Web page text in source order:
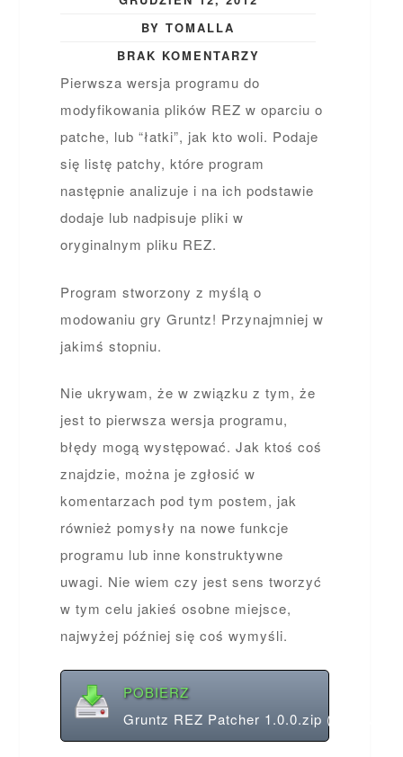
BY TOMALLA
BRAK KOMENTARZY
Pierwsza wersja programu do
modyfikowania plików REZ w oparciu o
patche, lub “łatki”, jak kto woli. Podaje
się listę patchy, które program
następnie analizuje i na ich podstawie
dodaje lub nadpisuje pliki w
oryginalnym pliku REZ.
Program stworzony z myślą o
modowaniu gry Gruntz! Przynajmniej w
jakimś stopniu.
Nie ukrywam, że w związku z tym, że
jest to pierwsza wersja programu,
błędy mogą występować. Jak ktoś coś
znajdzie, można je zgłosić w
komentarzach pod tym postem, jak
również pomysły na nowe funkcje
programu lub inne konstruktywne
uwagi. Nie wiem czy jest sens tworzyć
w tym celu jakieś osobne miejsce,
najwyżej później się coś wymyśli.
POBIERZ
Gruntz REZ Patcher 1.0.0.zip (1.45 MB)